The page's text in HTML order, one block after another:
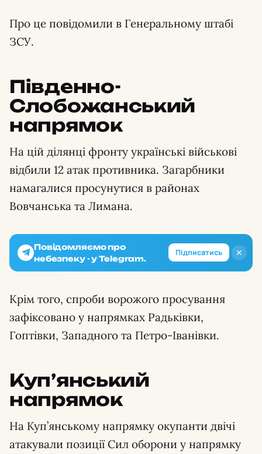
Про це повідомили в Генеральному штабі
ЗСУ.
Південно-
Слобожанський
напрямок
На цій ділянці фронту українські військові
відбили 12 атак противника. Загарбники
намагалися просунутися в районах
Вовчанська та Лимана.
✕
Повідомляємо про
небезпеку - у Telegram.
Підписатись
Крім того, спроби ворожого просування
зафіксовано у напрямках Радьківки,
Гоптівки, Западного та Петро-Іванівки.
Куп’янський
напрямок
На Куп’янському напрямку окупанти двічі
атакували позиції Сил оборони у напрямку